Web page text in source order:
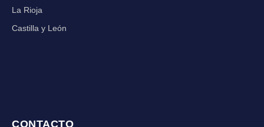
La Rioja
Castilla y León
CONTACTO